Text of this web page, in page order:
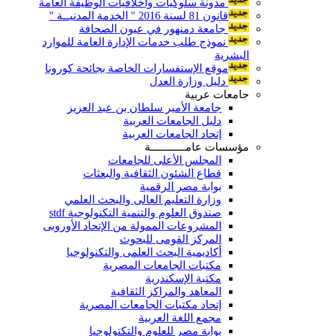
قانون 81 لسنة 2016 " الخدمة المدنيــة "
جامعة دمنهور في عيون الصحافة
نموذج طلب خدمات الإدارة العامة للموارد
البشرية
موقع الإستفسارات الخاصة بجائحة كورونا
دليل وزارة العدل
جامعات عربية
جامعة الأمير سلطان بن عبد العزيز
دليل الجامعات العربية
إتحاد الجامعات العربية
مؤسسات عامــــــــــة
المجلس الأعلى للجامعات
قطاع الشئون الثقافية والبعثات
بوابة مصر الرقمية
وزارة التعليم العالى والبحث العلمي
صندوق العلوم والتنمية التكنولوجية stdf
المشروعات الممولة من الإتحاد الأوروبى
المركز القومى للبحوث
أكاديمية البحث العلمى والتكنولوجيا
مكتبات الجامعات المصرية
مكتبة الإسكندرية
المعاهد والمراكز الثقافية
إتحاد مكتبات الجامعات المصرية
مجمع اللغة العربية
بوابة مصر للعلوم والتكتولوجيا